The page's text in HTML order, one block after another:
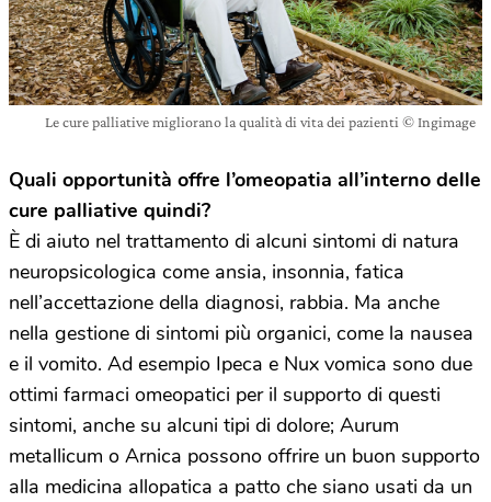
Le cure palliative migliorano la qualità di vita dei pazienti © Ingimage
Quali opportunità offre l’omeopatia all’interno delle
cure palliative quindi?
È di aiuto nel trattamento di alcuni sintomi di natura
neuropsicologica come ansia, insonnia, fatica
nell’accettazione della diagnosi, rabbia. Ma anche
nella gestione di sintomi più organici, come la nausea
e il vomito. Ad esempio Ipeca e Nux vomica sono due
ottimi farmaci omeopatici per il supporto di questi
sintomi, anche su alcuni tipi di dolore; Aurum
metallicum o Arnica possono offrire un buon supporto
alla medicina allopatica a patto che siano usati da un